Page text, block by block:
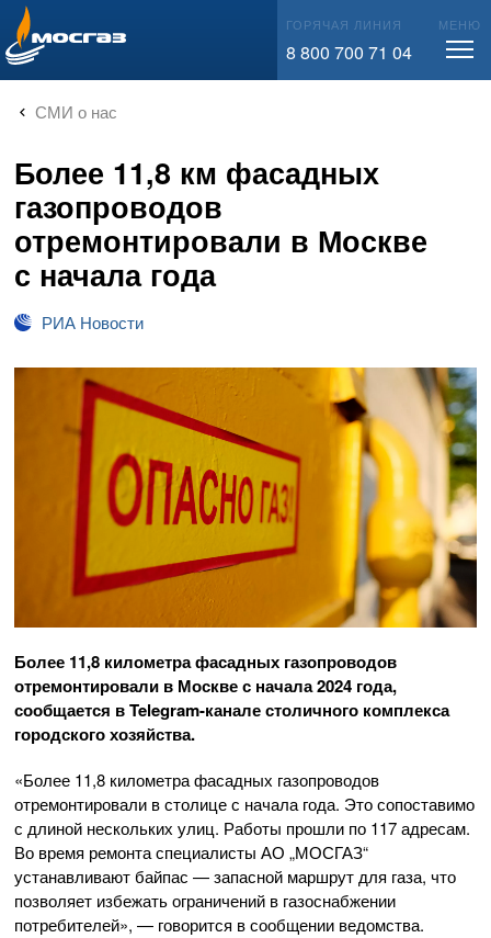
info@mos-gaz.ru ГОРЯЧАЯ ЛИНИЯ
8 800 700 71 04
МЕНЮ
СМИ о нас
Более 11,8 км фасадных
газопроводов
отремонтировали в Москве
с начала года
РИА Новости
Более 11,8 километра фасадных газопроводов
отремонтировали в Москве с начала 2024 года,
сообщается вTelegram-каналестоличного комплекса
городского хозяйства.
«Более 11,8 километра фасадных газопроводов
отремонтировали в столице с начала года. Это сопоставимо
с длиной нескольких улиц. Работы прошли по 117 адресам.
Во время ремонта специалисты АО „МОСГАЗ“
устанавливают байпас — запасной маршрут для газа, что
позволяет избежать ограничений в газоснабжении
потребителей», — говорится в сообщении ведомства.